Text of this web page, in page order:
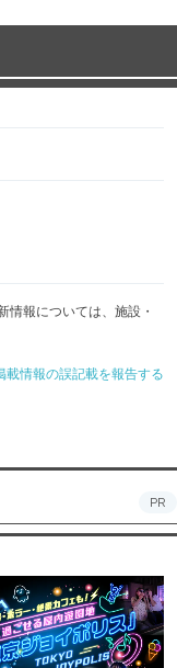
報については、施設・
載情報の誤記載を報告する
PR